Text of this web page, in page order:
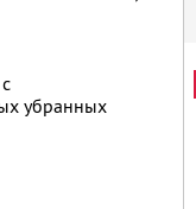
убранных